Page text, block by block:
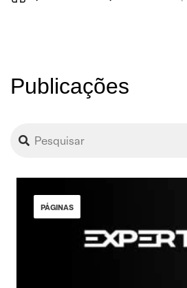
Publicações
PÁGINAS